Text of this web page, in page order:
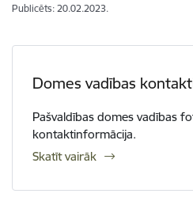
Publicēts: 20.02.2023.
Domes vadības
Pašvaldības domes vadības
kontaktinformācija.
Skatīt vairāk